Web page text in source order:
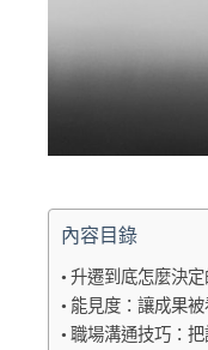
內容目錄
升遷到底怎麼決
能見度：讓成果
職場溝通技巧：